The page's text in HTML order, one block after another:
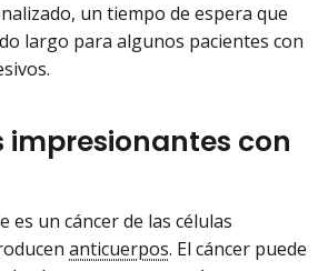
un tiempo de espera que
largo para algunos pacientes con
impresionantes con
es un cáncer de las células
anticuerpos. El cáncer puede